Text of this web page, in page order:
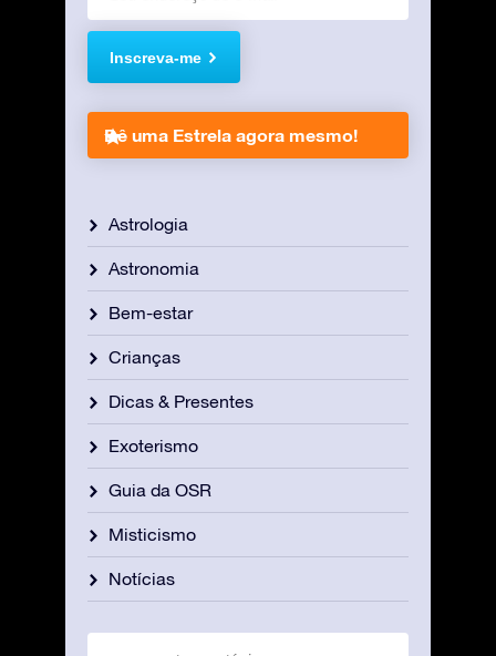
Inscreva-me
Dê uma Estrela agora mesmo!
Astrologia
Astronomia
Bem-estar
Crianças
Dicas & Presentes
Exoterismo
Guia da OSR
Misticismo
Notícias